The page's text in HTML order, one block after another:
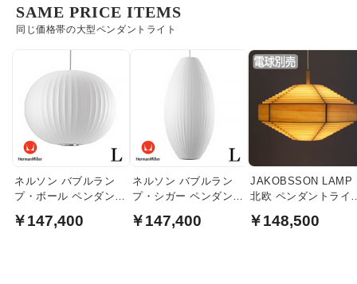
同じ価格帯の大型ペンダントライト
SAME PRICE ITEMS
ネルソン バブルラン
プ・ボール ペンダント
マンミラー
￥147,400
ネルソン バブルラン
プ・シガー ペンダント
マンミラー
￥147,400
JAKOBSSON LAMP
北欧 ペンダントライ
￥148,500